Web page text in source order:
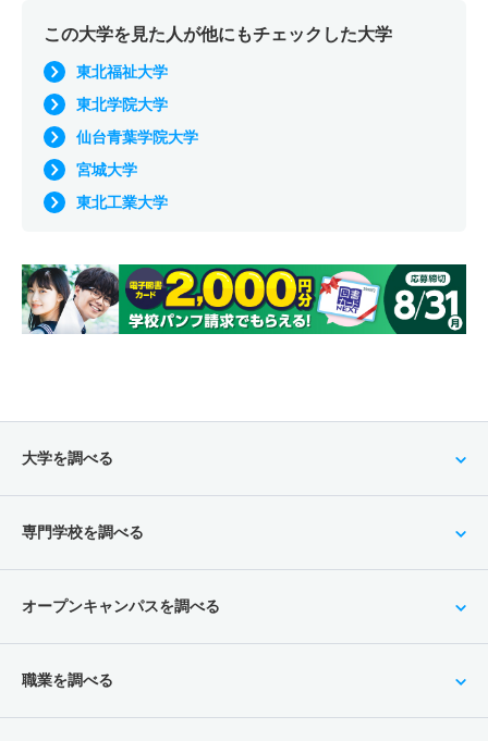
この大学を見た人が他にもチェックした大学
東北福祉大学
東北学院大学
仙台青葉学院大学
宮城大学
東北工業大学
大学を調べる
専門学校を調べる
オープンキャンパスを調べる
職業を調べる